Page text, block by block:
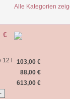
Alle Kategorien
€
12 l
103,00 €
88,00 €
613,00 €